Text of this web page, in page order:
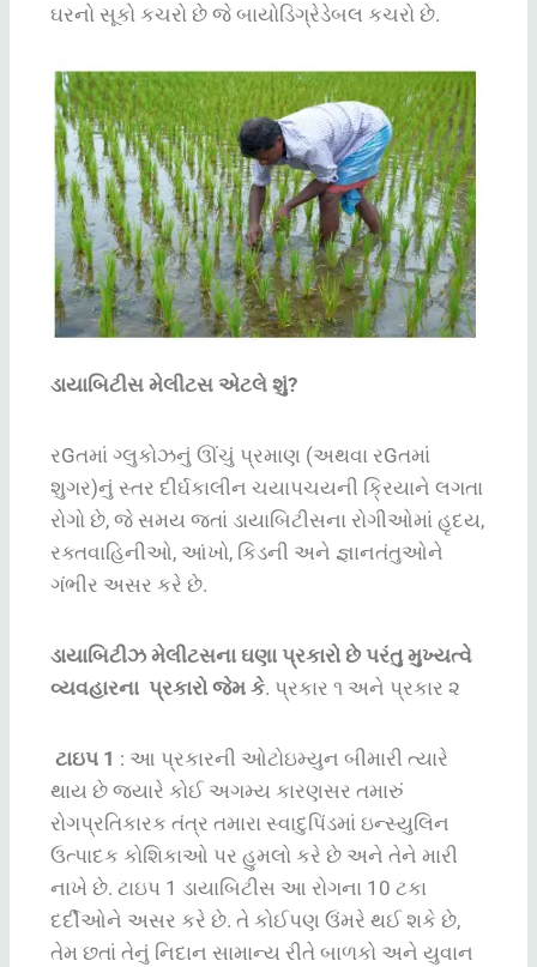
ઘરનો સૂકો કચરો છે જે બાયોડિગ્રેડેબલ કચરો છે.
ડાયાબિટીસ મેલીટસ એટલે શું?
રGતમાં ગ્લુકોઝનું ઊંચું પ્રમાણ (અથવા રGતમાં
શુગર)નું સ્તર દીર્ઘકાલીન ચયાપચયની ક્રિયાને લગતા
રોગો છે, જે સમય જતાં ડાયાબિટીસના રોગીઓમાં હૃદય,
રક્તવાહિનીઓ, આંખો, કિડની અને જ્ઞાનતંતુઓને
ગંભીર અસર કરે છે.
ડાયાબિટીઝ મેલીટસના ઘણા પ્રકારો છે પરંતુ મુખ્યત્વે
વ્યવહારના પ્રકારો જેમ કે. પ્રકાર ૧ અને પ્રકાર ૨
ટાઇપ 1 : આ પ્રકારની ઓટોઇમ્યુન બીમારી ત્યારે
થાય છે જ્યારે કોઈ અગમ્ય કારણસર તમારું
રોગપ્રતિકારક તંત્ર તમારા સ્વાદુપિંડમાં ઇન્સ્યુલિન
ઉત્પાદક કોશિકાઓ પર હુમલો કરે છે અને તેને મારી
નાખે છે. ટાઇપ 1 ડાયાબિટીસ આ રોગના 10 ટકા
દર્દીઓને અસર કરે છે. તે કોઈપણ ઉંમરે થઈ શકે છે,
તેમ છતાં તેનું નિદાન સામાન્ય રીતે બાળકો અને યુવાન